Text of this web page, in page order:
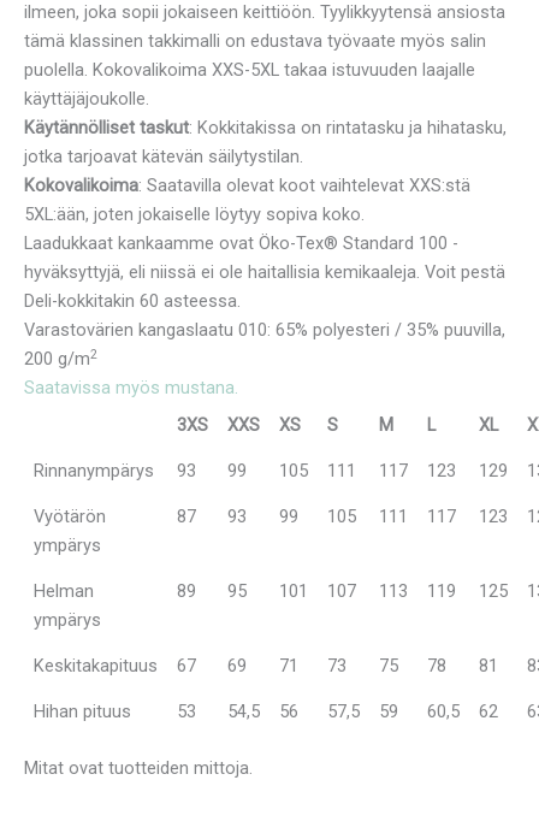
ilmeen, joka sopii jokaiseen keittiöön. Tyylikkyytensä ansiosta
tämä klassinen takkimalli on edustava työvaate myös salin
puolella. Kokovalikoima XXS-5XL takaa istuvuuden laajalle
käyttäjäjoukolle.
Käytännölliset taskut: Kokkitakissa on rintatasku ja hihatasku,
jotka tarjoavat kätevän säilytystilan.
Kokovalikoima: Saatavilla olevat koot vaihtelevat XXS:stä
5XL:ään, joten jokaiselle löytyy sopiva koko.
Laadukkaat kankaamme ovat Öko-Tex® Standard 100 -
hyväksyttyjä, eli niissä ei ole haitallisia kemikaaleja. Voit pestä
Deli-kokkitakin 60 asteessa.
Varastovärien kangaslaatu 010: 65% polyesteri / 35% puuvilla,
200 g/m2
Saatavissa myös mustana.
3XS
XXS XS S M L XL
Rinnanympärys 93 99 105 111 117 123 129
Vyötärön
ympärys
87 93 99 105 111 117 123
Helman
ympärys
89 95 101 107 113 119 125
Keskitakapituus 67 69 71 73 75 78 81
Hihan pituus 53 54,5 56 57,5 59 60,5 62
Mitat ovat tuotteiden mittoja.